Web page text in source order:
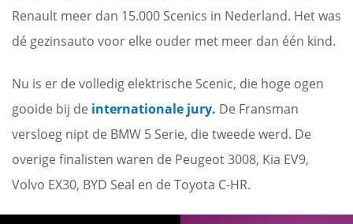
Renault meer dan 15.000 Scenics in Nederland. Het was
dé gezinsauto voor elke ouder met meer dan één kind.
Nu is er de volledig elektrische Scenic, die hoge ogen
gooide bij de internationale jury. De Fransman
versloeg nipt de BMW 5 Serie, die tweede werd. De
overige finalisten waren de Peugeot 3008, Kia EV9,
Volvo EX30, BYD Seal en de Toyota C-HR.